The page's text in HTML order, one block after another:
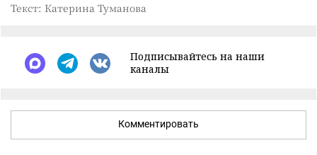
Текст: Катерина Туманова
Подписывайтесь на наши
каналы
Комментировать